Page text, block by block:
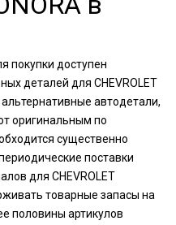
покупки доступен
деталей для CHEVROLET
автодетали,
оригинальным по
существенно
поставки
для CHEVROLET
товарные запасы на
половины артикулов